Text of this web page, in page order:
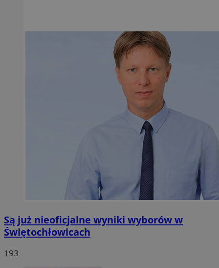
Są już nieoficjalne wyniki wyborów w
Świętochłowicach
193